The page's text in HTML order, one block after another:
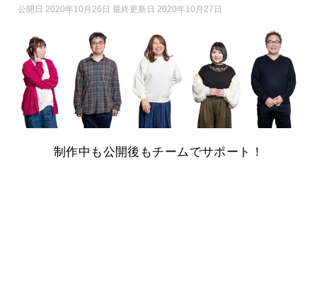
公開日 2020年10月26日 最終更新日 2020年10月27日
制作中も公開後もチームでサポート！